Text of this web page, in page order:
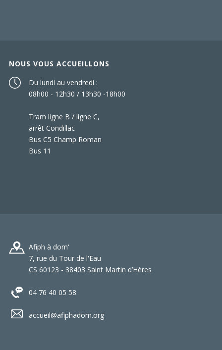
NOUS VOUS ACCUEILLONS
Du lundi au vendredi :
08h00 - 12h30 / 13h30 -18h00
Tram ligne B / ligne C,
arrêt Condillac
Bus C5 Champ Roman
Bus 11
Afiph à dom'
7, rue du Tour de l'Eau
CS 60123 - 38403 Saint Martin d’Hères
04 76 40 05 58
accueil@afiphadom.org